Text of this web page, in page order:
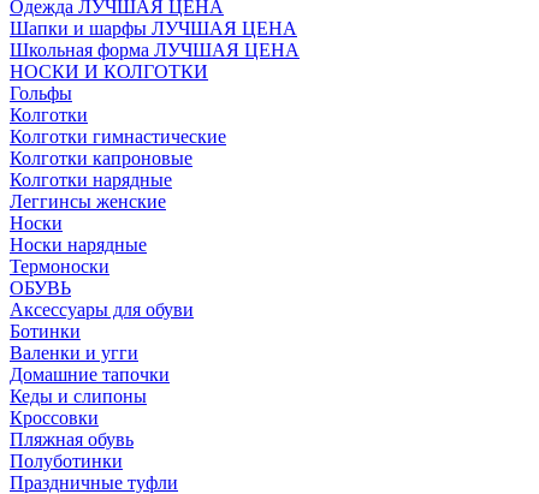
Одежда ЛУЧШАЯ ЦЕНА
Шапки и шарфы ЛУЧШАЯ ЦЕНА
Школьная форма ЛУЧШАЯ ЦЕНА
НОСКИ И КОЛГОТКИ
Гольфы
Колготки
Колготки гимнастические
Колготки капроновые
Колготки нарядные
Леггинсы женские
Носки
Носки нарядные
Термоноски
ОБУВЬ
Аксессуары для обуви
Ботинки
Валенки и угги
Домашние тапочки
Кеды и слипоны
Кроссовки
Пляжная обувь
Полуботинки
Праздничные туфли